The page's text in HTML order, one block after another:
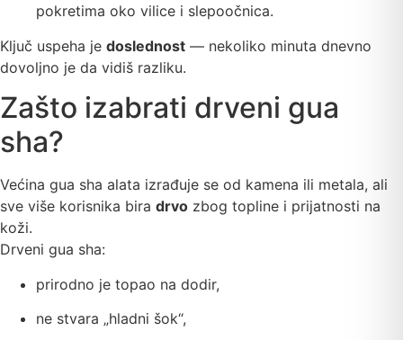
pokretima oko vilice i slepoočnica.
Ključ uspeha je doslednost — nekoliko minuta dnevno
dovoljno je da vidiš razliku.
Zašto izabrati drveni gua
sha?
Većina gua sha alata izrađuje se od kamena ili metala, ali
sve više korisnika bira drvo zbog topline i prijatnosti na
koži.
Drveni gua sha:
prirodno je topao na dodir,
ne stvara „hladni šok“,